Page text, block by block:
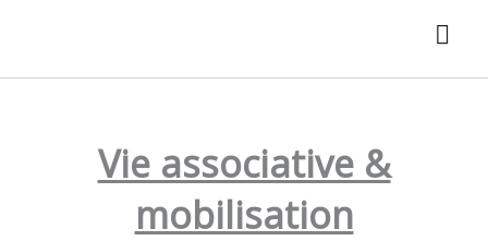
Vie associative &
mobilisation